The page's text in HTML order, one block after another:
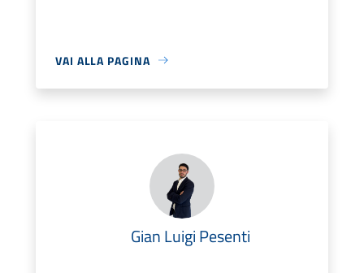
VAI ALLA PAGINA
Gian Luigi Pesenti